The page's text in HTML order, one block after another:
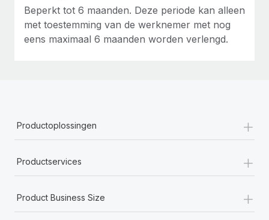
Beperkt tot 6 maanden. Deze periode kan alleen
met toestemming van de werknemer met nog
eens maximaal 6 maanden worden verlengd.
Productoplossingen +
Productservices +
Product Business Size +